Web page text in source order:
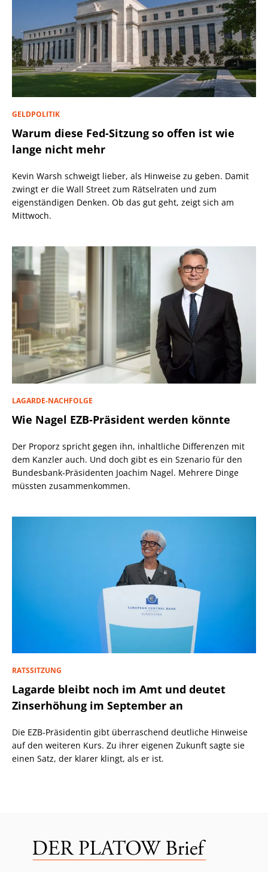
GELDPOLITIK
Warum diese Fed-Sitzung so offen ist wie
lange nicht mehr
Kevin Warsh schweigt lieber, als Hinweise zu geben. Damit
zwingt er die Wall Street zum Rätselraten und zum
eigenständigen Denken. Ob das gut geht, zeigt sich am
Mittwoch.
LAGARDE-NACHFOLGE
Wie Nagel EZB-Präsident werden könnte
Der Proporz spricht gegen ihn, inhaltliche Differenzen mit
dem Kanzler auch. Und doch gibt es ein Szenario für den
Bundesbank-Präsidenten Joachim Nagel. Mehrere Dinge
müssten zusammenkommen.
RATSSITZUNG
Lagarde bleibt noch im Amt und deutet
Zinserhöhung im September an
Die EZB-Präsidentin gibt überraschend deutliche Hinweise
auf den weiteren Kurs. Zu ihrer eigenen Zukunft sagte sie
einen Satz, der klarer klingt, als er ist.